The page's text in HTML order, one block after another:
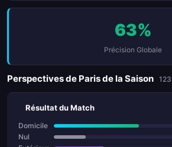
63%
Précision Globale
Perspectives de Paris de la Saison
Résultat du Match
Domicile
Nul